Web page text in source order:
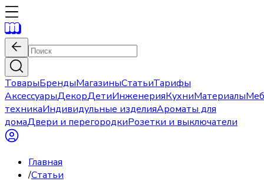
ТоварыБрендыМагазиныСтатьиТарифы
АксессуарыДекорДетиИнженерияКухниМатериалы
техникаИндивидульные изделияАроматы для
домаДвери и перегородкиРозетки и выключатели
Главная
/Статьи